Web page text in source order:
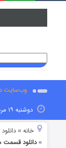
وب‌سایت
دوشنبه ۱۹ مرداد ۱۴۰۵
خانه »
»دانلود